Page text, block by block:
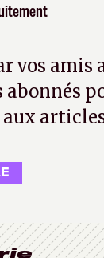
vos amis
abonnés